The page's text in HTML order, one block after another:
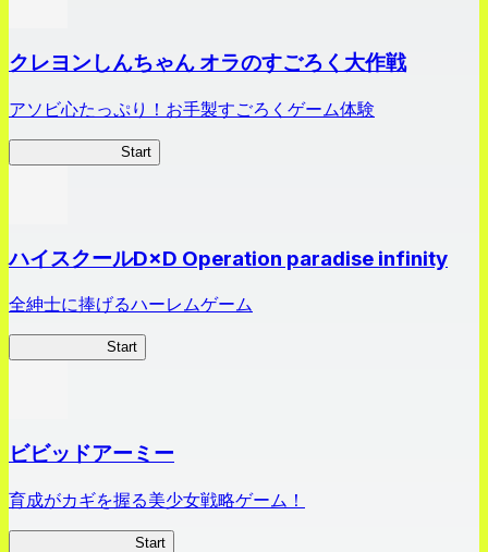
クレヨンしんちゃん オラのすごろく大作戦
アソビ心たっぷり！お手製すごろくゲーム体験
Start
ハイスクールD×D Operation paradise infinity
全紳士に捧げるハーレムゲーム
Start
ビビッドアーミー
育成がカギを握る美少女戦略ゲーム！
Start